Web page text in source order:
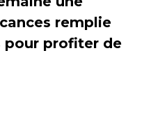
remplie
pour profiter de